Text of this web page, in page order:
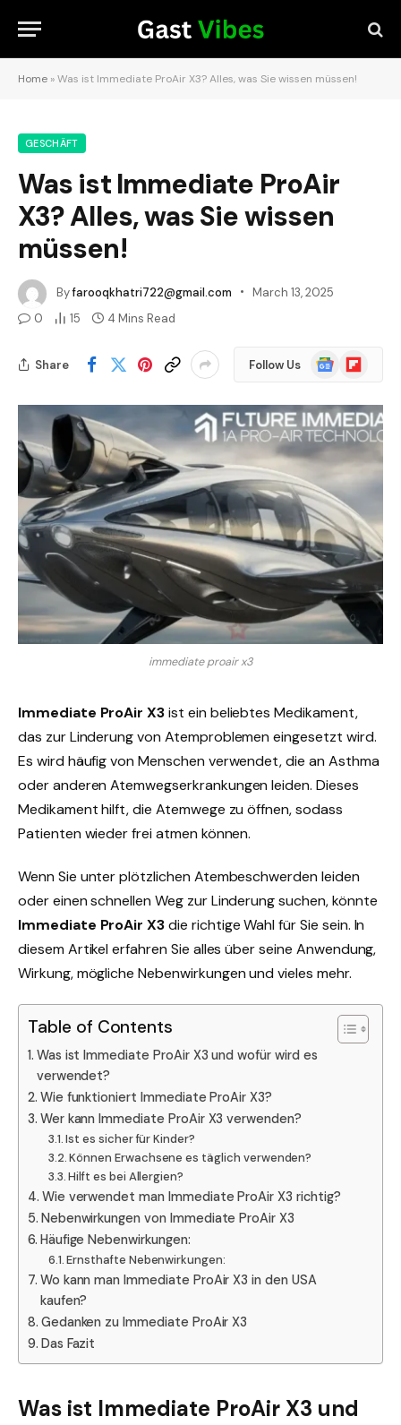
Home »Was ist Immediate ProAir X3? Alles, was Sie wissen müssen!
GESCHÄFT
Was ist Immediate ProAir
X3? Alles, was Sie wissen
müssen!
Byfarooqkhatri722@gmail.com
March 13, 2025
0
15 4 Mins Read
Share Follow Us
Google
News
Flipboard
immediate proair x3
Immediate ProAir X3ist ein beliebtes Medikament,
das zur Linderung von Atemproblemen eingesetzt wird.
Es wird häufig von Menschen verwendet, die an Asthma
oder anderen Atemwegserkrankungen leiden. Dieses
Medikament hilft, die Atemwege zu öffnen, sodass
Patienten wieder frei atmen können.
Wenn Sie unter plötzlichen Atembeschwerden leiden
oder einen schnellen Weg zur Linderung suchen, könnte
Immediate ProAir X3die richtige Wahl für Sie sein. In
diesem Artikel erfahren Sie alles über seine Anwendung,
Wirkung, mögliche Nebenwirkungen und vieles mehr.
Table of Contents
Was ist Immediate ProAir X3 und wofür wird es
verwendet?
Wie funktioniert Immediate ProAir X3?
Wer kann Immediate ProAir X3 verwenden?
Ist es sicher für Kinder?
Können Erwachsene es täglich verwenden?
Hilft es bei Allergien?
Wie verwendet man Immediate ProAir X3 richtig?
Nebenwirkungen von Immediate ProAir X3
Häufige Nebenwirkungen:
Ernsthafte Nebenwirkungen:
Wo kann man Immediate ProAir X3 in den USA
kaufen?
Gedanken zu Immediate ProAir X3
Das Fazit
Was ist Immediate ProAir X3 und